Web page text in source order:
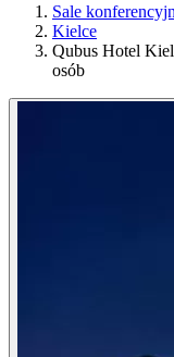
Sale
Kielce
Qubus Hotel
osób